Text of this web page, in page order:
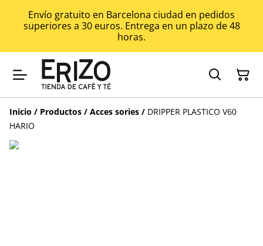
Envío gratuito en Barcelona ciudad en pedidos
superiores a 30 euros. Entrega en un plazo de 48
horas.
Inicio / Productos / Acces sories / DRIPPER PLASTICO V60
HARIO